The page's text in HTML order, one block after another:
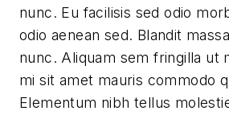
nunc. Eu facilisis sed odio
odio aenean sed. Blandit
nunc. Aliquam sem fringilla ut
mi sit amet mauris commodo
Elementum nibh tellus